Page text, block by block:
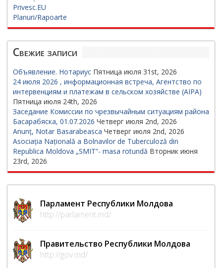
Privesc.EU
Planuri/Rapoarte
Свежие записи
Объявление. Нотариус Пятница июля 31st, 2026
24 июля 2026 , информационная встреча, Агентство по
интервенциям и платежам в сельском хозяйстве (AIPA)
Пятница июля 24th, 2026
Заседание Комиссии по чрезвычайным ситуациям района
Басарабяска, 01.07.2026 Четверг июля 2nd, 2026
Anunț, Notar Basarabeasca Четверг июля 2nd, 2026
Asociația Națională a Bolnavilor de Tuberculoză din
Republica Moldova „SMIT”- masa rotundă Вторник июня
23rd, 2026
Парламент Республики Молдова
http://parlament.md/
Правительство Республики Молдова
http://gov.md/